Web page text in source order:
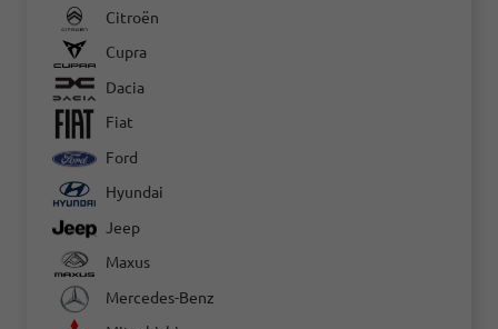
Citroën
Cupra
Dacia
Fiat
Ford
Hyundai
Jeep
Maxus
Mercedes-Benz